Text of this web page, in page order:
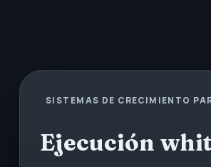
SISTEMAS DE CRECIMIENTO
Ejecución